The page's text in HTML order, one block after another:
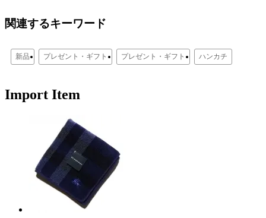
関連するキーワード
新品 プレゼント・ギフト プレゼント・ギフト ハンカチ
Import Item